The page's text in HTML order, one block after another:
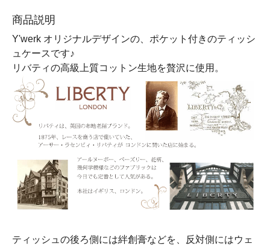
商品説明
Y'werk オリジナルデザインの、ポケット付きのティッシ
ュケースです♪
リバティの高級上質コットン生地を贅沢に使用。
ティッシュの後ろ側には絆創膏などを、反対側にはウェ